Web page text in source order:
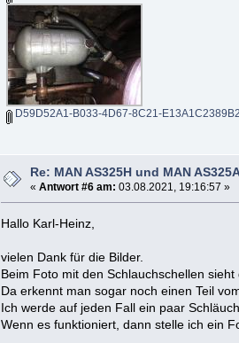
D59D52A1-B033-4D67-8C21-
Re: MAN AS325H und MAN
« Antwort #6 am: 03.08.2021, 19:16:57 »
Hallo Karl-Heinz,
vielen Dank für die Bilder.
Beim Foto mit den Schlauchschellen
Da erkennt man sogar noch einen Teil
Ich werde auf jeden Fall ein paar
Wenn es funktioniert, dann stelle ich ein